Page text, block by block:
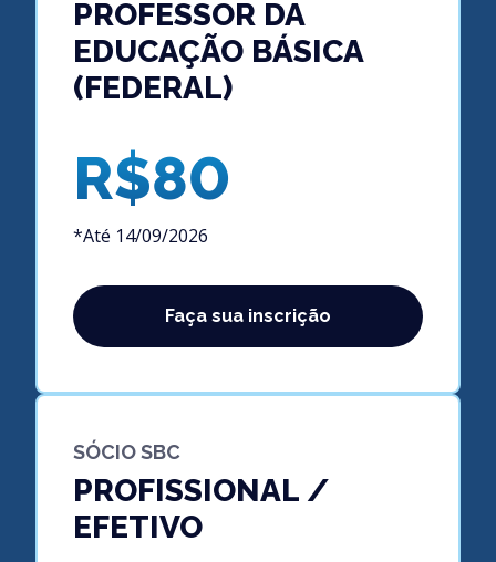
PROFESSOR DA
EDUCAÇÃO BÁSICA
(FEDERAL)
R$80
*Até 14/09/2026
Faça sua inscrição
SÓCIO SBC
PROFISSIONAL /
EFETIVO